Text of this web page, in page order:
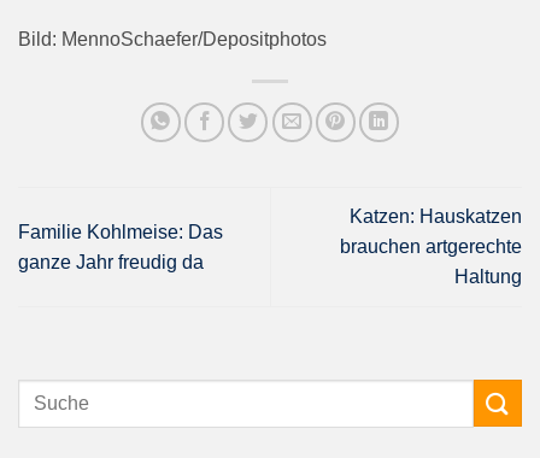
Bild: MennoSchaefer/Depositphotos
Familie Kohlmeise: Das
ganze Jahr freudig da
Katzen: Hauskatzen
brauchen artgerechte
Haltung